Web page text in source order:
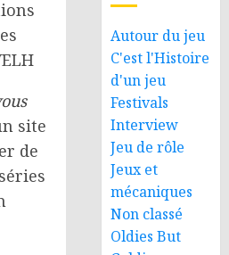
site
de
Autour du jeu
C'est l'Histoire
d'un jeu
Festivals
Interview
Jeu de rôle
Jeux et
mécaniques
Non classé
Oldies But